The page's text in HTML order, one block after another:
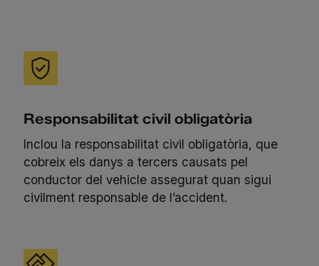
Responsabilitat civil obligatòria
Inclou la responsabilitat civil obligatòria, que
cobreix els danys a tercers causats pel
conductor del vehicle assegurat quan sigui
civilment responsable de l’accident.